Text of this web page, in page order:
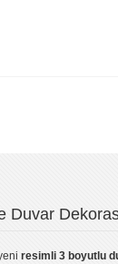
Duvar
resimli 3 boyutlu